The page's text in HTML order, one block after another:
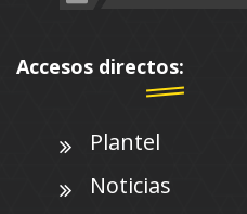
Accesos directos:
Plantel
Noticias